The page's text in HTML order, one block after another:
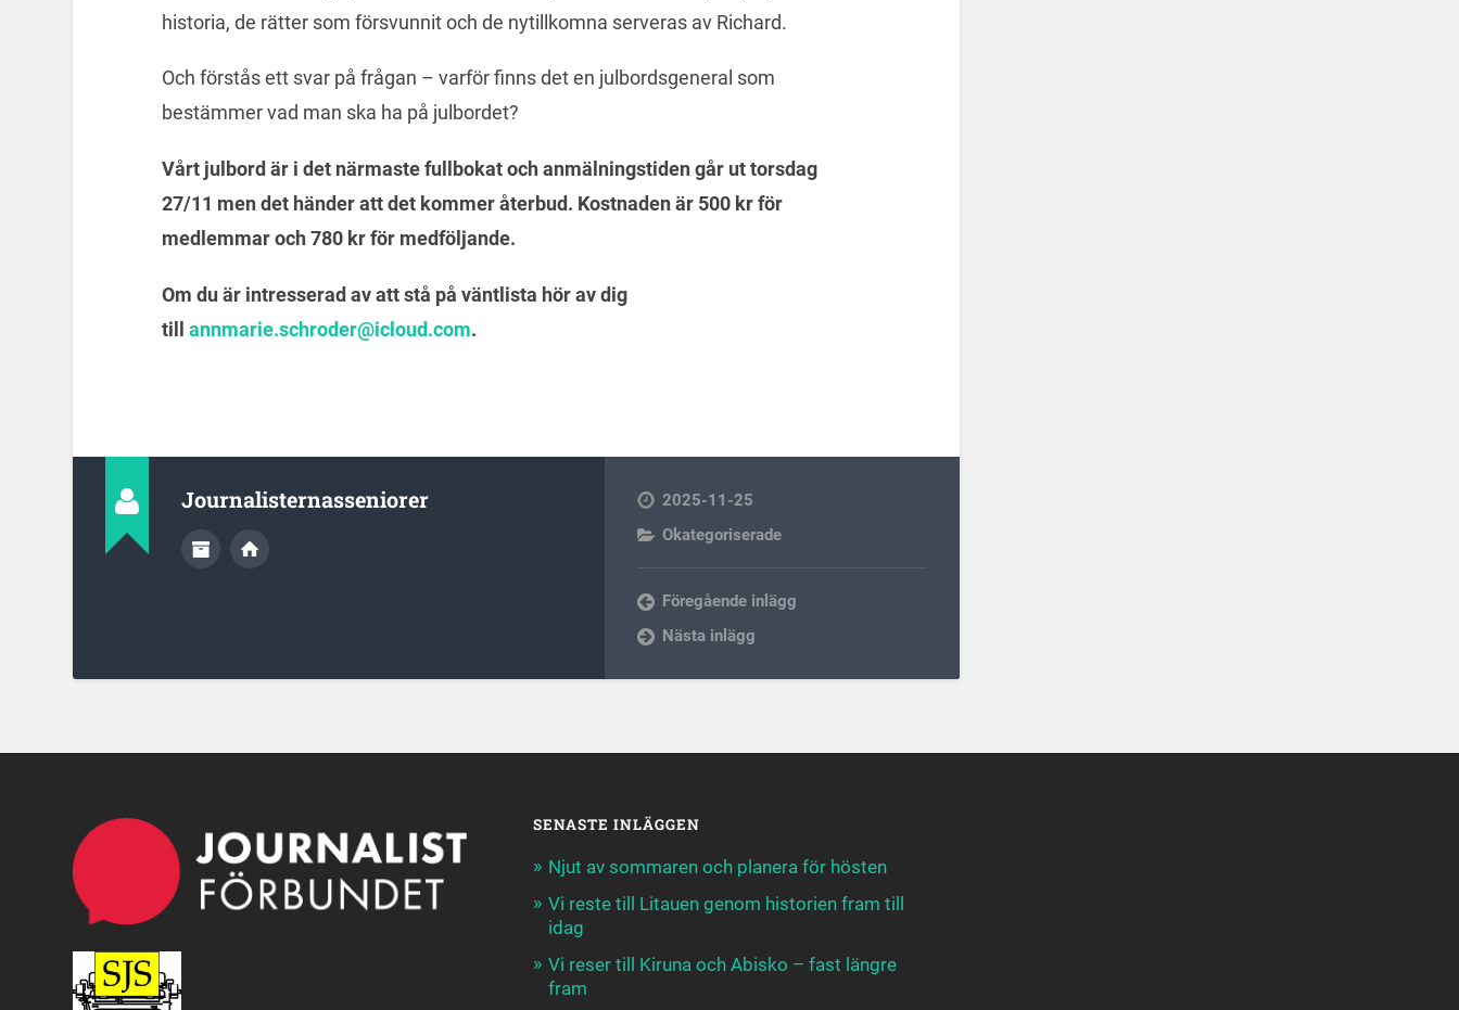
historia, de rätter som försvunnit och de nytillkomna serveras av Richard.
Och förstås ett svar på frågan – varför finns det en julbordsgeneral som
bestämmer vad man ska ha på julbordet?
Vårt julbord är i det närmaste fullbokat och anmälningstiden går ut torsdag
27/11 men det händer att det kommer återbud. Kostnaden är 500 kr för
medlemmar och 780 kr för medföljande.
Om du är intresserad av att stå på väntlista hör av dig
till annmarie.schroder@icloud.com.
Journalisternasseniorer
2025-11-25
Okategoriserade
Föregående inlägg
Nästa inlägg
SENASTE INLÄGGEN
Njut av sommaren och planera för hösten
Vi reste till Litauen genom historien fram till
idag
Vi reser till Kiruna och Abisko – fast längre
fram